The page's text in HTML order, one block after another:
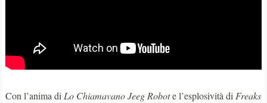
Con l’anima di Lo Chiamavano Jeeg Robote l’esplosività di Freaks